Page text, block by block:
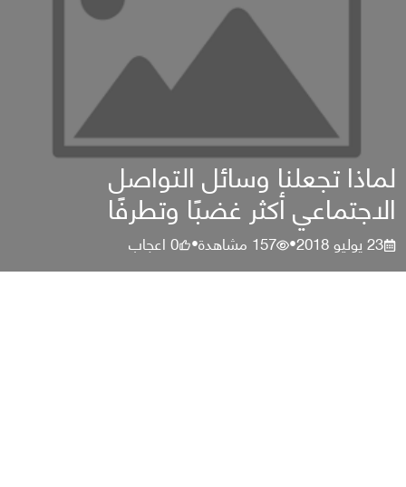
لماذا تجعلنا وسائل التواصل
الاجتماعي أكثر غضبًا وتطرفًا
23 يوليو 2018 •
157 مشاهدة•
0اعجاب